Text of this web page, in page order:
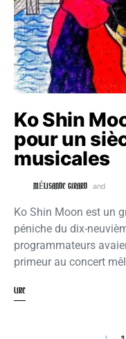
Ko Shin
pour un
musicales
MÉLISANDE GIRARD and
Ko Shin Moon est un
péniche du dix-
programmateurs
primeur au concert
LIRE